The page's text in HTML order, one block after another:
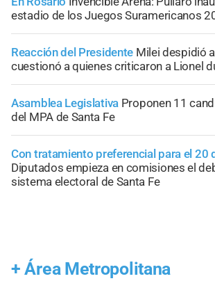
estadio de los Juegos Suramericanos
Reacción del Presidente Milei despidió
cuestionó a quienes criticaron a Lionel
Asamblea Legislativa Proponen 11
del MPA de Santa Fe
Con tratamiento preferencial para el 20
Diputados empieza en comisiones el
sistema electoral de Santa Fe
+ Área Metropolitana